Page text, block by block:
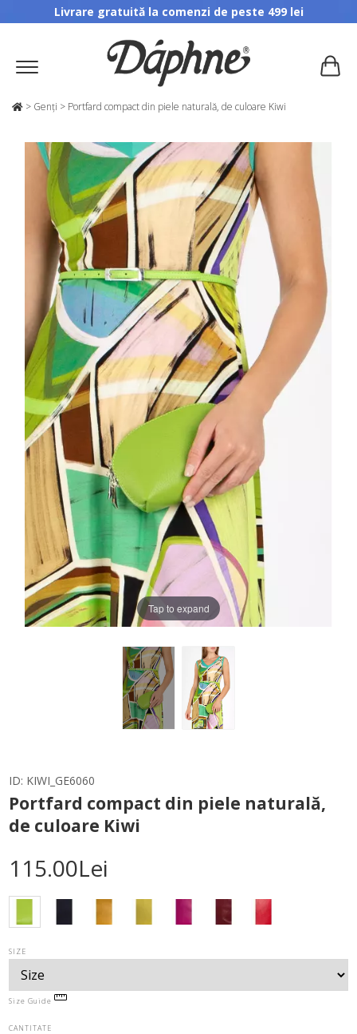
Livrare gratuită la comenzi de peste 499 lei
> Genți > Portfard compact din piele naturală, de culoare Kiwi
Tap to expand
ID: KIWI_GE6060
Portfard compact din piele naturală,
de culoare Kiwi
115.00Lei
SIZE
Size Guide
CANTITATE